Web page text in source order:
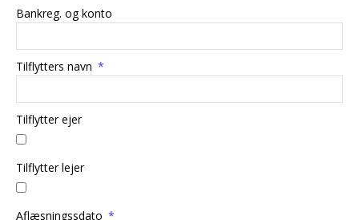
Bankreg. og konto
Tilflytters navn
Tilflytter ejer
Tilflytter lejer
Aflæsningssdato